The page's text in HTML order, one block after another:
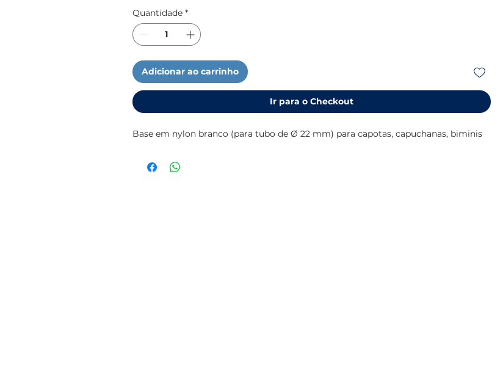
Quantidade *
Adicionar ao carrinho
Ir para o Checkout
Base em nylon branco (para tubo de Ø 22 mm) para capotas, capuchanas, biminis